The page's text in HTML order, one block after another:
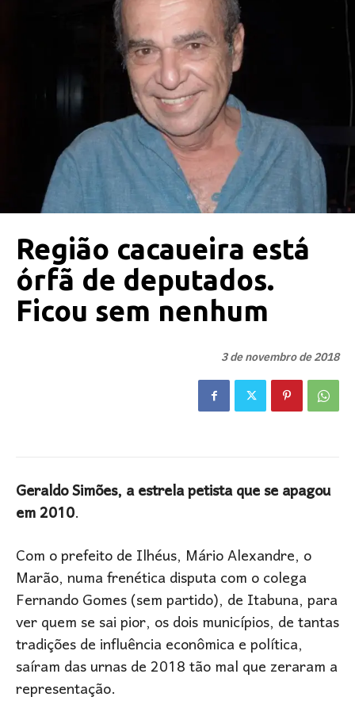
Região cacaueira está
órfã de deputados.
Ficou sem nenhum
3 de novembro de 2018
Geraldo Simões, a estrela petista que se apagou
em 2010.
Com o prefeito de Ilhéus, Mário Alexandre, o
Marão, numa frenética disputa com o colega
Fernando Gomes (sem partido), de Itabuna, para
ver quem se sai pior, os dois municípios, de tantas
tradições de influência econômica e política,
saíram das urnas de 2018 tão mal que zeraram a
representação.